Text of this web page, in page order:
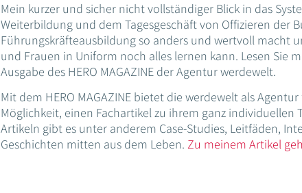
Mein kurzer und sicher nicht vollständiger Blick in das
Weiterbildung und dem Tagesgeschäft von Offizieren der
Führungskräfteausbildung so anders und wertvoll macht
und Frauen in Uniform noch alles lernen kann. Lesen Sie
Ausgabe des HERO MAGAZINE der Agentur werdewelt.
Mit dem HERO MAGAZINE bietet die werdewelt als
Möglichkeit, einen Fachartikel zu ihrem ganz individuellen
Artikeln gibt es unter anderem Case-Studies, Leitfäden,
Geschichten mitten aus dem Leben. Zu meinem Artikel